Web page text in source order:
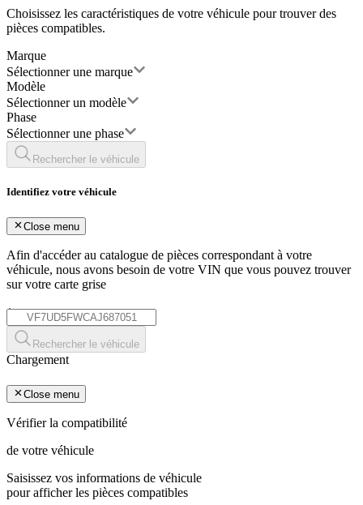
Choisissez les caractéristiques de votre véhicule pour trouver des
pièces compatibles.
Marque
Sélectionner une marque
Modèle
Sélectionner un modèle
Phase
Sélectionner une phase
Rechercher le véhicule
Identifiez votre véhicule
Close menu
Afin d'accéder au catalogue de pièces correspondant à votre
véhicule, nous avons besoin de votre VIN que vous pouvez trouver
sur votre carte grise
*
Rechercher le véhicule
Chargement
Close menu
Vérifier la compatibilité
de votre véhicule
Saisissez vos informations de véhicule
pour afficher les pièces compatibles